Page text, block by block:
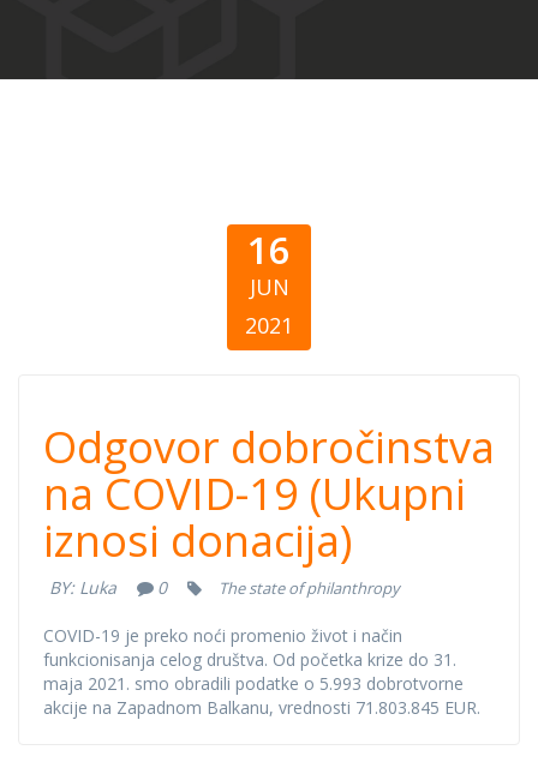
16
JUN
2021
Odgovor
dobročinstva na
COVID-19
(Ukupni iznosi
donacija)
Odgovor dobročinstva
na COVID-19 (Ukupni
iznosi donacija)
BY: Luka 0 The state of philanthropy
COVID-19 je preko noći promenio život i način
funkcionisanja celog društva. Od početka krize do 31.
maja 2021. smo obradili podatke o 5.993 dobrotvorne
akcije na Zapadnom Balkanu, vrednosti 71.803.845 EUR.